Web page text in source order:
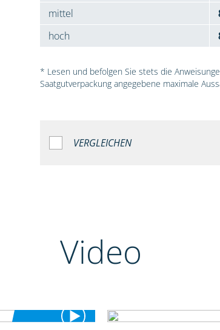
mittel
hoch
* Lesen und befolgen Sie stets die
Saatgutverpackung angegebene maximale
VERGLEICHEN
Video